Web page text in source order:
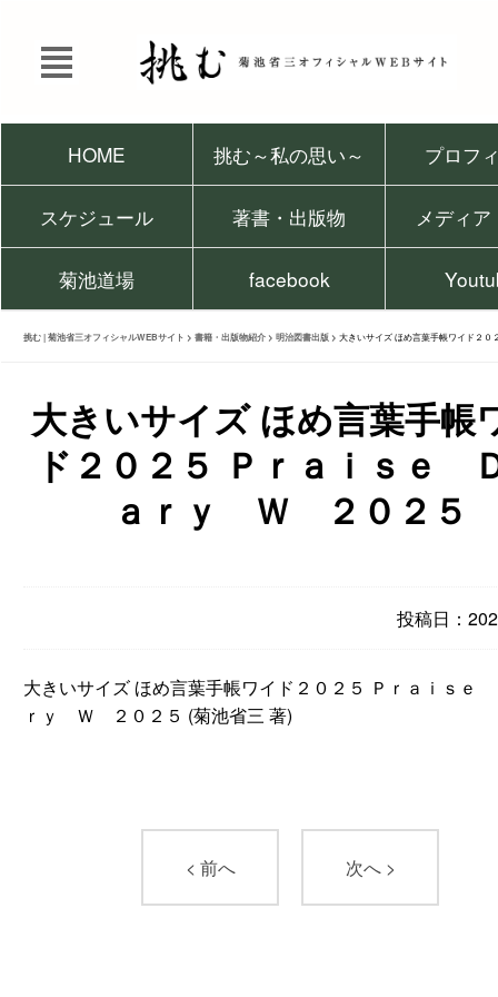
HOME 挑む～私の思い～ プロフ
スケジュール 著書・出版物 メディア
菊池道場 facebook
挑む | 菊池省三オフィシャルWEBサイト > 書籍・出版物紹介 > 明治図書出版 > 大きいサイズ ほめ言葉手帳ワイド２
大きいサイズ ほめ言葉手帳
ド２０２５ Ｐｒａｉｓｅ
ａｒｙ Ｗ ２０２５
投稿日：
大きいサイズ ほめ言葉手帳ワイド２０２５ Ｐｒａｉｓｅ
ｒｙ Ｗ ２０２５ (菊池省三 著)
< 前へ 次へ >